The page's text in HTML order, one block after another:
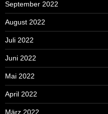
September 2022
August 2022
Juli 2022
Juni 2022
Mai 2022
April 2022
März 2022